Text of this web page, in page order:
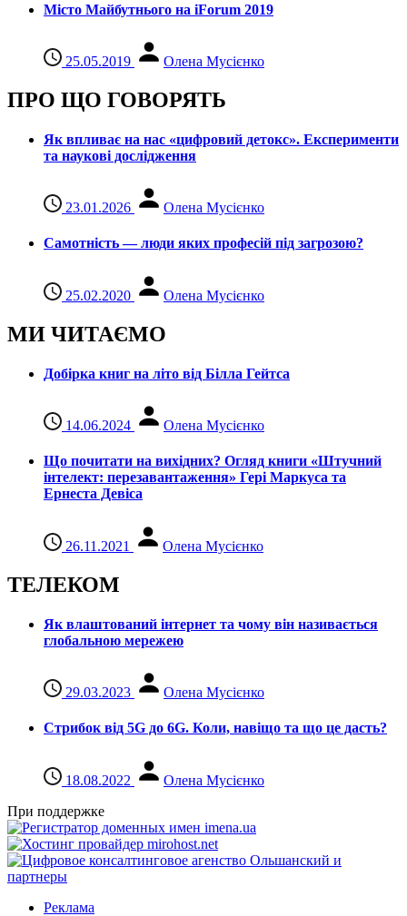
Місто Майбутнього на iForum 2019
25.05.2019 Олена Мусієнко
ПРО ЩО ГОВОРЯТЬ
Як впливає на нас «цифровий детокс». Експерименти
та наукові дослідження
23.01.2026 Олена Мусієнко
Самотність — люди яких професій під загрозою?
25.02.2020 Олена Мусієнко
МИ ЧИТАЄМО
Добірка книг на літо від Білла Гейтса
14.06.2024 Олена Мусієнко
Що почитати на вихідних? Огляд книги «Штучний
інтелект: перезавантаження» Гері Маркуса та
Ернеста Девіса
26.11.2021 Олена Мусієнко
ТЕЛЕКОМ
Як влаштований інтернет та чому він називається
глобальною мережею
29.03.2023 Олена Мусієнко
Стрибок від 5G до 6G. Коли, навіщо та що це даcть?
18.08.2022
Олена Мусієнко
При поддержке
Реклама